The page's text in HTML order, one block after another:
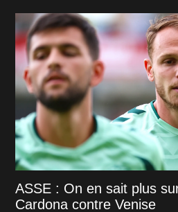
ASSE : On en sait plus
Cardona contre Venise